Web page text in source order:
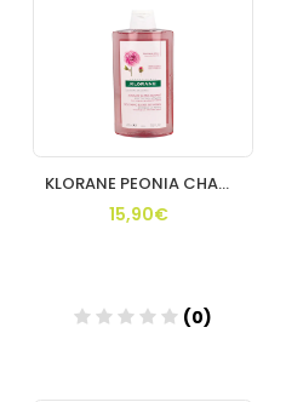
KLORANE PEONIA CHAMPU 400 ML
15,90€
(0)